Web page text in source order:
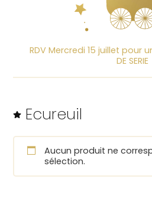
RDV Mercredi 15 juillet pour
DE SERIE
Ecureuil
Aucun produit ne
sélection.